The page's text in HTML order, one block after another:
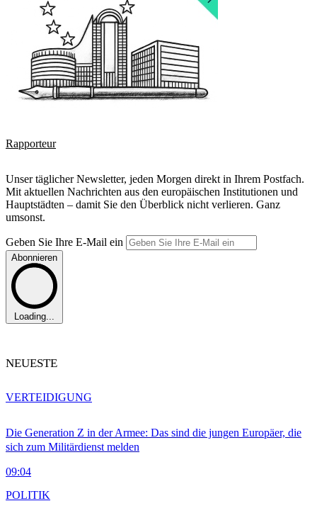
Rapporteur
Unser täglicher Newsletter, jeden Morgen direkt in Ihrem Postfach.
Mit aktuellen Nachrichten aus den europäischen Institutionen und
Hauptstädten – damit Sie den Überblick nicht verlieren. Ganz
umsonst.
Geben Sie Ihre E-Mail ein
Abonnieren
Loading...
NEUESTE
Die Generation Z in der Armee: Das sind die jungen Europäer, die
sich zum Militärdienst melden
09:04
VERTEIDIGUNG
POLITIK